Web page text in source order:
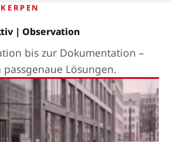
| Observation
bis zur Dokumentation –
Lösungen.